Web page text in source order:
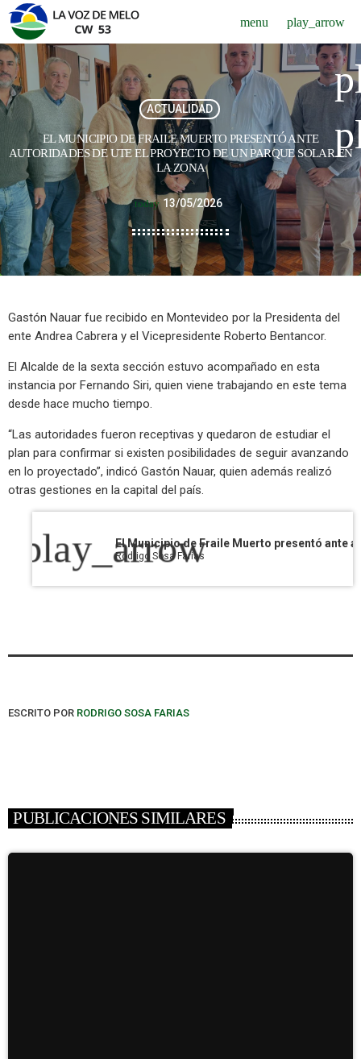
menu play_arrow
ACTUALIDAD
EL MUNICIPIO DE FRAILE MUERTO PRESENTÓ ANTE
AUTORIDADES DE UTE EL PROYECTO DE UN PARQUE SOLAR EN
LA ZONA
today 13/05/2026
Gastón Nauar fue recibido en Montevideo por la Presidenta del
ente Andrea Cabrera y el Vicepresidente Roberto Bentancor.
El Alcalde de la sexta sección estuvo acompañado en esta
instancia por Fernando Siri, quien viene trabajando en este tema
desde hace mucho tiempo.
“Las autoridades fueron receptivas y quedaron de estudiar el
plan para confirmar si existen posibilidades de seguir avanzando
en lo proyectado”, indicó Gastón Nauar, quien además realizó
otras gestiones en la capital del país.
play_arrow
Rodrigo Sosa Farias
ESCRITO POR RODRIGO SOSA FARIAS
PUBLICACIONES SIMILARES